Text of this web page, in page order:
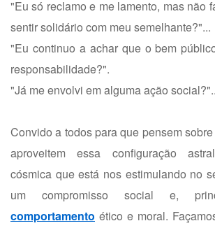
"Eu só reclamo e me lamento, mas não
sentir solidário com meu semelhante?"...
"Eu continuo a achar que o bem
responsabilidade?".
"Já me envolvi em alguma ação
Convido a todos para que pensem
aproveitem essa configuração
cósmica que está nos estimulando no
um compromisso social e,
comportamento ético e moral.